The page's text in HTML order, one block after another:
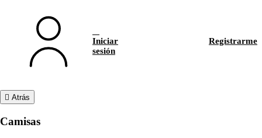
Iniciar
sesión
Registrarme
Atrás
Camisas